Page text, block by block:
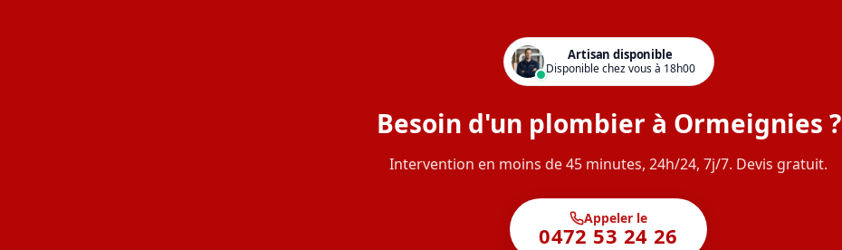
Artisan disponible
Disponible chez vous à 18h00
Besoin d'un plombier à Ormeignies ?
Intervention en moins de 45 minutes, 24h/24, 7j/7. Devis gratuit.
Appeler le
0472 53 24 26